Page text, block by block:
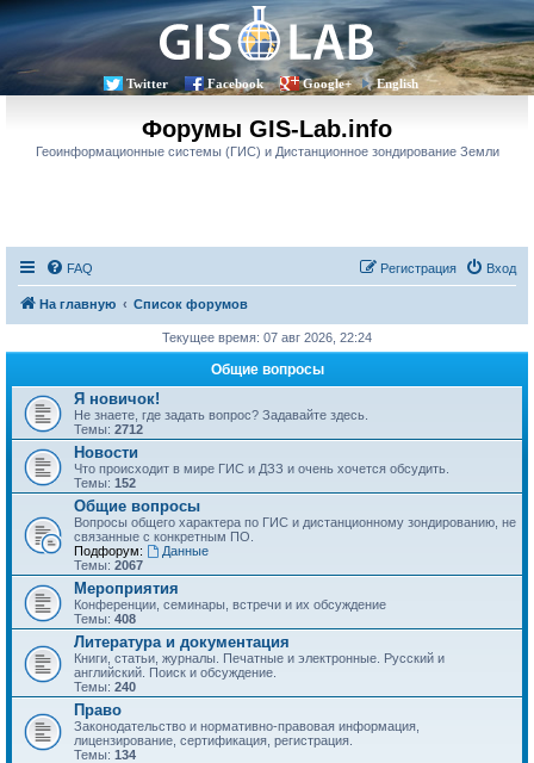
Twitter Facebook Google+ English
Форумы GIS-Lab.info
Геоинформационные системы (ГИС) и Дистанционное зондирование Земли
FAQ Вход
Регистрация
На главную Список форумов
Текущее время: 07 авг 2026, 22:24
Общие вопросы
Я новичок!
Не знаете, где задать вопрос? Задавайте здесь.
Темы: 2712
Новости
Что происходит в мире ГИС и ДЗЗ и очень хочется обсудить.
Темы: 152
Общие вопросы
Вопросы общего характера по ГИС и дистанционному зондированию, не
связанные с конкретным ПО.
Подфорум:
Данные
Темы: 2067
Мероприятия
Конференции, семинары, встречи и их обсуждение
Темы: 408
Литература и документация
Книги, статьи, журналы. Печатные и электронные. Русский и
английский. Поиск и обсуждение.
Темы: 240
Право
Законодательство и нормативно-правовая информация,
лицензирование, сертификация, регистрация.
Темы: 134